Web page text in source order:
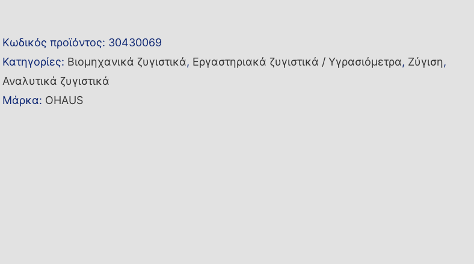
ποσότητα
Κωδικός προϊόντος: 30430069
Κατηγορίες: Βιομηχανικά ζυγιστικά, Εργαστηριακά ζυγιστικά / Υγρασιόμετρα, Ζύγιση,
Αναλυτικά ζυγιστικά
Μάρκα: OHAUS